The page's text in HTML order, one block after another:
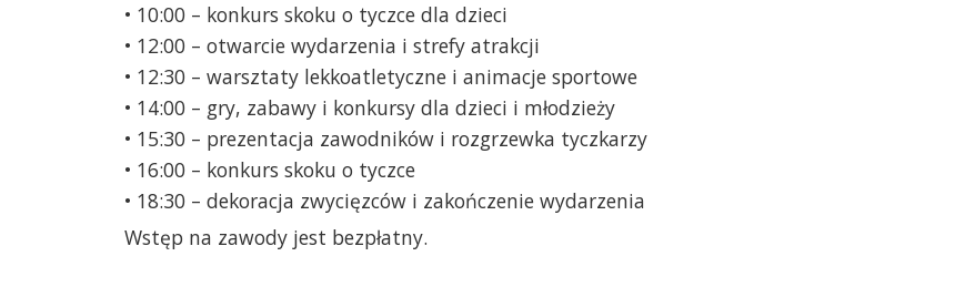
• 10:00 – konkurs skoku o tyczce dla dzieci
• 12:00 – otwarcie wydarzenia i strefy atrakcji
• 12:30 – warsztaty lekkoatletyczne i animacje sportowe
• 14:00 – gry, zabawy i konkursy dla dzieci i młodzieży
• 15:30 – prezentacja zawodników i rozgrzewka tyczkarzy
• 16:00 – konkurs skoku o tyczce
• 18:30 – dekoracja zwycięzców i zakończenie wydarzenia
Wstęp na zawody jest bezpłatny.